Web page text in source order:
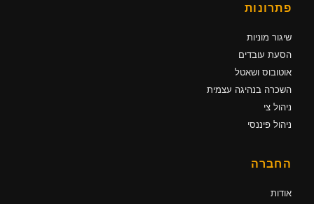
פתרונות
שיגור מוניות
הסעת עובדים
אוטובוס ושאטל
השכרה בנהיגה עצמית
ניהול צי
ניהול פיננסי
החברה
אודות